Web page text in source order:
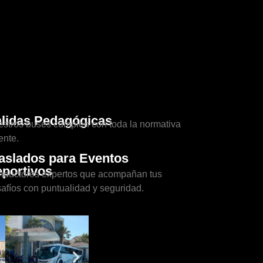
Pedagógicas
buses cumplen con toda la normativa
para Eventos
expertos que acompañan tus
con puntualidad y seguridad.